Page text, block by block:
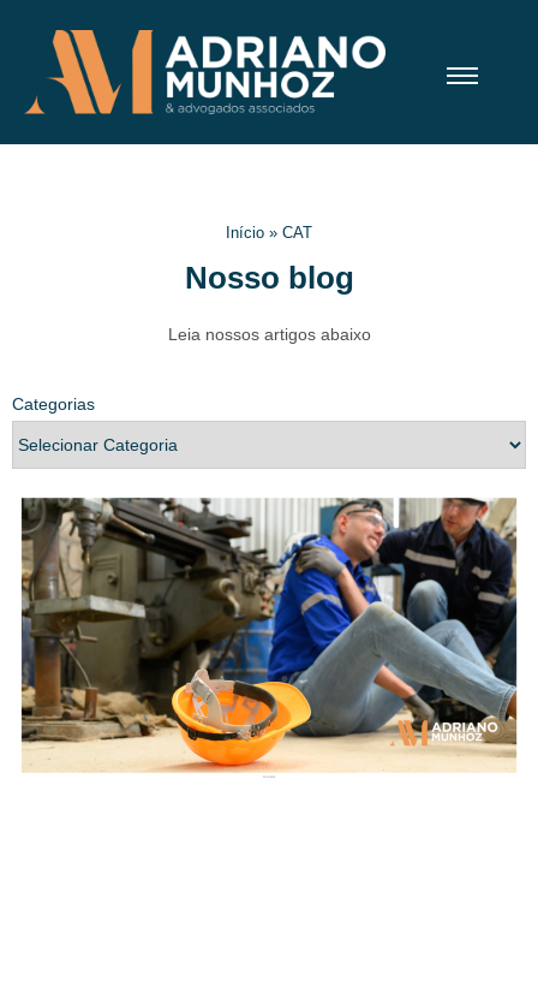
Início » CAT
Nosso blog
Leia nossos artigos abaixo
Categorias